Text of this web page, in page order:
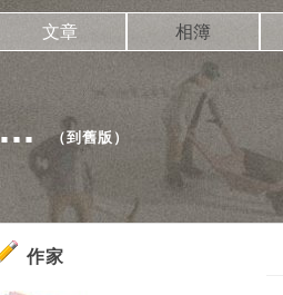
... （到舊版 ）
文章 相簿
作家